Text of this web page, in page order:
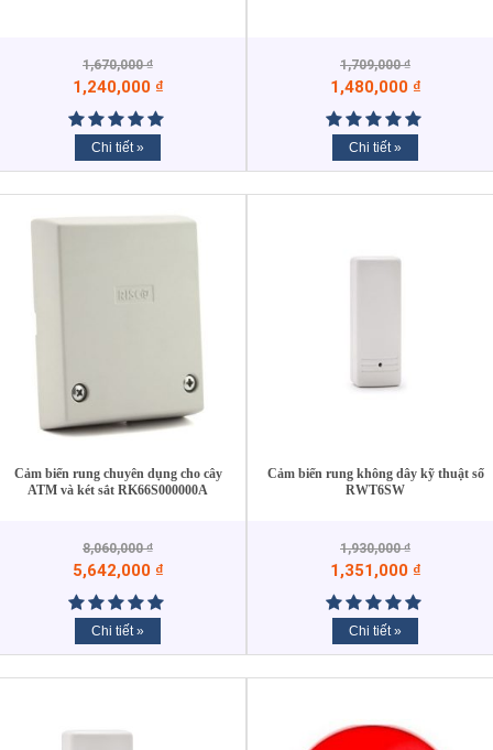
1,670,000₫
1,240,000 ₫
Chi tiết »
1,709,000₫
1,480,000 ₫
Chi tiết »
Cảm biến rung chuyên dụng cho cây
ATM và két sắt RK66S000000A
8,060,000₫
5,642,000 ₫
Chi tiết »
Cảm biến rung không dây kỹ thuật số
RWT6SW
1,930,000₫
1,351,000 ₫
Chi tiết »